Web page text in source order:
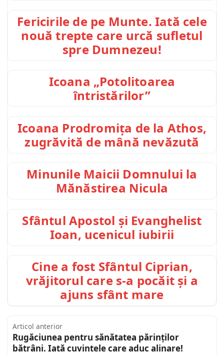
Fericirile de pe Munte. Iată cele
nouă trepte care urcă sufletul
spre Dumnezeu!
Icoana „Potolitoarea
întristărilor”
Icoana Prodromița de la Athos,
zugrăvită de mână nevăzută
Minunile Maicii Domnului la
Mănăstirea Nicula
Sfântul Apostol și Evanghelist
Ioan, ucenicul iubirii
Cine a fost Sfântul Ciprian,
vrăjitorul care s-a pocăit și a
ajuns sfânt mare
Articol anterior
Rugăciunea pentru sănătatea părinților
bătrâni. Iată cuvintele care aduc alinare!